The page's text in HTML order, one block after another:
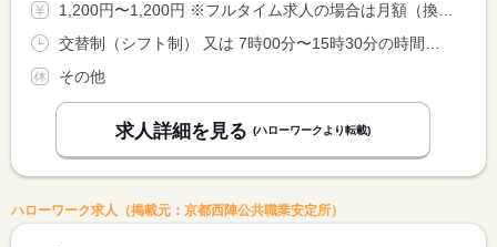
1,200円〜1,200円 ※フルタイム求人の場合は月額（換算額）、パート求人の場合は時間額を表示しています。
交替制（シフト制） 又は 7時00分〜15時30分の時間の間の5時間程度
その他
求人詳細を見る (ハローワークより転載)
ハローワーク求人（掲載元：京都西陣公共職業安定所）